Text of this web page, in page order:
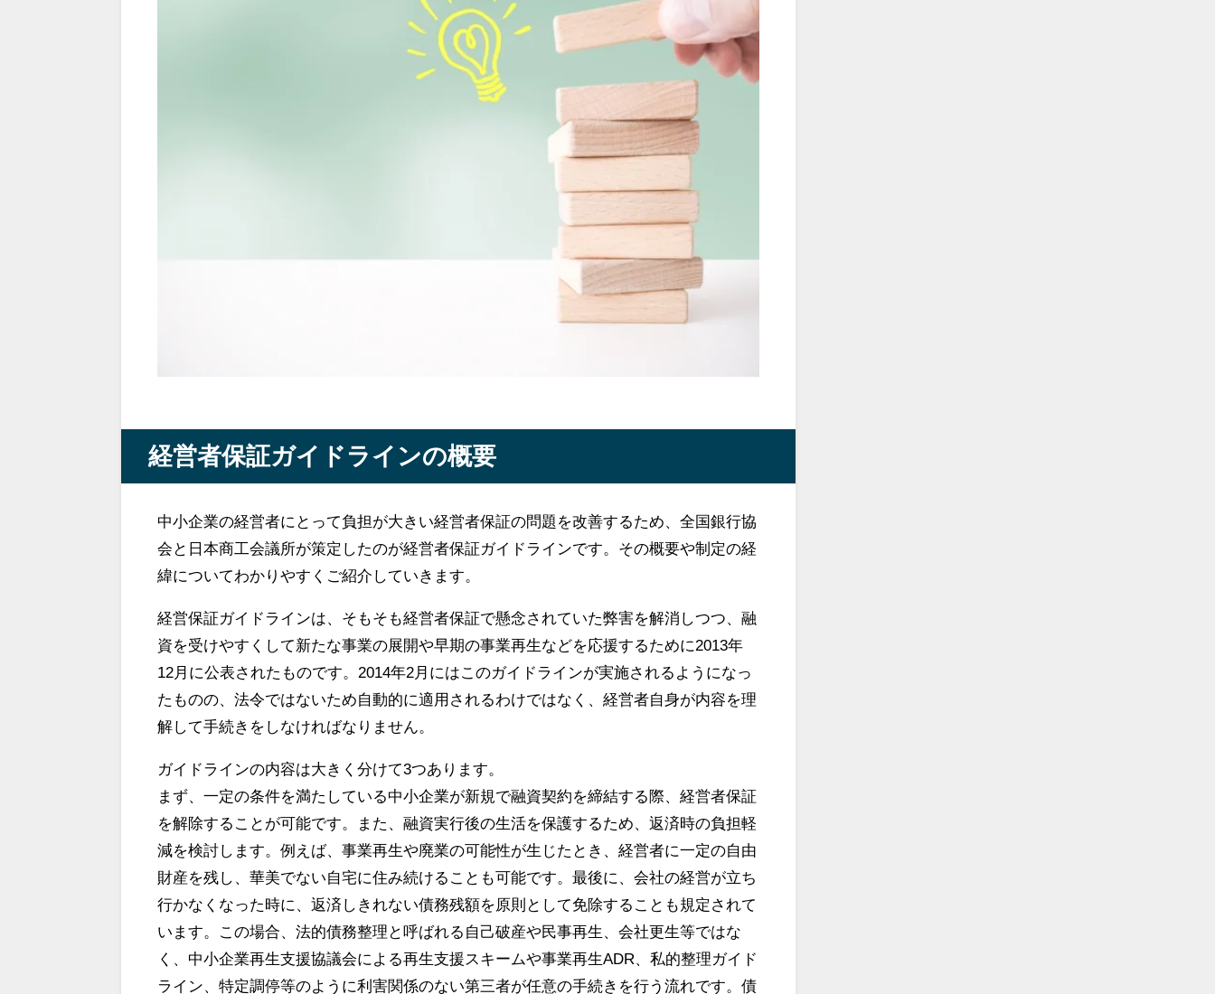
経営者保証ガイドラインの概要
中小企業の経営者にとって負担が大きい経営者保証の問題を改善するため、全国銀行協
会と日本商工会議所が策定したのが経営者保証ガイドラインです。その概要や制定の経
緯についてわかりやすくご紹介していきます。
経営保証ガイドラインは、そもそも経営者保証で懸念されていた弊害を解消しつつ、融
資を受けやすくして新たな事業の展開や早期の事業再生などを応援するために2013年
12月に公表されたものです。2014年2月にはこのガイドラインが実施されるようになっ
たものの、法令ではないため自動的に適用されるわけではなく、経営者自身が内容を理
解して手続きをしなければなりません。
ガイドラインの内容は大きく分けて3つあります。
まず、一定の条件を満たしている中小企業が新規で融資契約を締結する際、経営者保証
を解除することが可能です。また、融資実行後の生活を保護するため、返済時の負担軽
減を検討します。例えば、事業再生や廃業の可能性が生じたとき、経営者に一定の自由
財産を残し、華美でない自宅に住み続けることも可能です。最後に、会社の経営が立ち
行かなくなった時に、返済しきれない債務残額を原則として免除することも規定されて
います。この場合、法的債務整理と呼ばれる自己破産や民事再生、会社更生等ではな
く、中小企業再生支援協議会による再生支援スキームや事業再生ADR、私的整理ガイド
ライン、特定調停等のように利害関係のない第三者が任意の手続きを行う流れです。債